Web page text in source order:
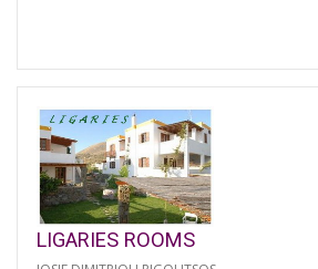
LIGARIES ROOMS